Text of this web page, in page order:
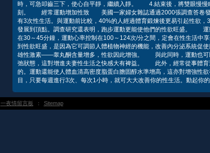
時，可急叩齒三下，使心自平靜，繼續入靜。 4.結束後，將雙眼慢慢
刻。 經常運動增加性致 美國一家婦女雜誌通過2000張調查答卷發
有3次性生活。與運動前比較，40%的人經過體育鍛煉後更易引起性欲
發展到頂點。調查研究還表明，跑步運動更能使他們的性欲旺盛。 運
在30～45分鐘，運動心率控制在100～124次/分之間，定會在性生活
到性欲旺盛，是因為它可調節人體植物神經的機能，改善內分泌系統促
雄性激素——睾丸酮含量增多，性欲因此增強。 與此同時，運動也可
弛狀態，這對增進夫妻性生活之快感大有裨益。 此外，經常從事體育
的。運動還能使人體血清高密度脂蛋白膽固醇水準增高，這亦對增強
目，只要每週進行3次、每次1小時，就可大大改善你的性生活。動起你
一夜情留言板 ： Sitemap